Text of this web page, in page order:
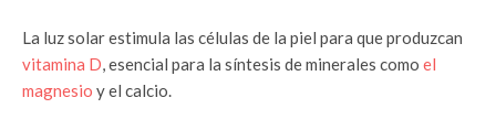
La luz solar estimula las células de la piel para que produzcan
vitamina D, esencial para la síntesis de minerales como el
magnesio y el calcio.